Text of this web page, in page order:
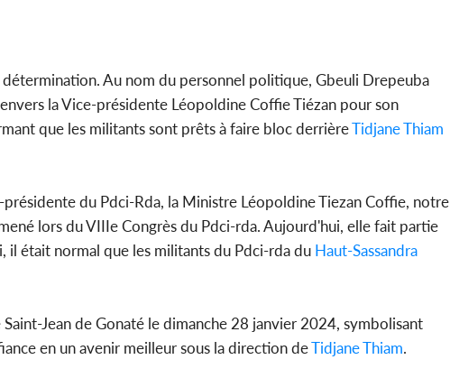
Au nom du personnel politique, Gbeuli Drepeuba
la Vice-présidente Léopoldine Coffie Tiézan pour son
que les militants sont prêts à faire bloc derrièreTidjane Thiam
du Pdci-Rda, la Ministre Léopoldine Tiezan Coffie, notre
lors du VIIIe Congrès du Pdci-rda. Aujourd'hui, elle fait partie
était normal que les militants du Pdci-rda du Haut-Sassandra
Jean de Gonaté le dimanche 28 janvier 2024, symbolisant
en un avenir meilleur sous la direction deTidjane Thiam.